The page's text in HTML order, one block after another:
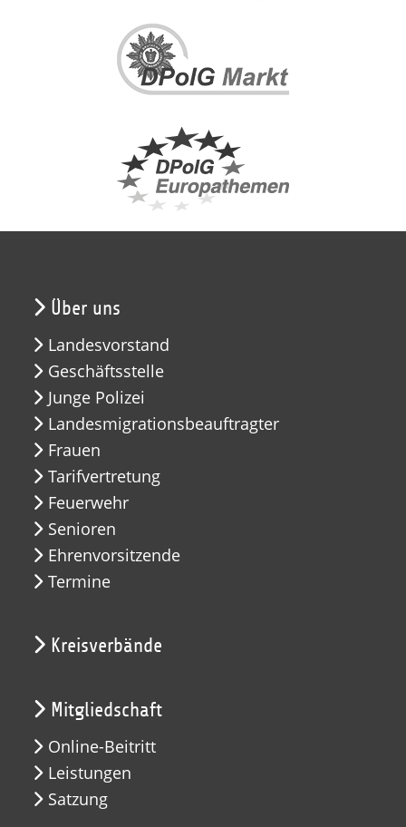
Über uns
Landesvorstand
Geschäftsstelle
Junge Polizei
Landesmigrationsbeauftragter
Frauen
Tarifvertretung
Feuerwehr
Senioren
Ehrenvorsitzende
Termine
Kreisverbände
Mitgliedschaft
Online-Beitritt
Leistungen
Satzung